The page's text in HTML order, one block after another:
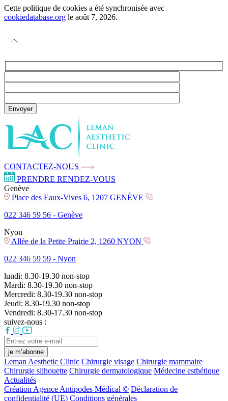
Cette politique de cookies a été synchronisée avec
cookiedatabase.org le août 7, 2026.
Envoyer
CONTACTEZ-NOUS
PRENDRE RENDEZ-VOUS
Genève
Place des Eaux-Vives 6, 1207 GENÈVE
022 346 59 56 - Genève
Nyon
Allée de la Petite Prairie 2, 1260 NYON
022 346 59 59 - Nyon
lundi: 8.30-19.30 non-stop
Mardi: 8.30-19.30 non-stop
Mercredi: 8.30-19.30 non-stop
Jeudi: 8.30-19.30 non-stop
Vendredi: 8.30-17.30 non-stop
suivez-nous :
je m’abonne
Leman Aesthetic Clinic Chirurgie visage Chirurgie mammaire
Chirurgie silhouette Chirurgie dermatologique Médecine esthétique
Actualités
Création Agence Antipodes Médical © Déclaration de
confidentialité (UE) Conditions générales